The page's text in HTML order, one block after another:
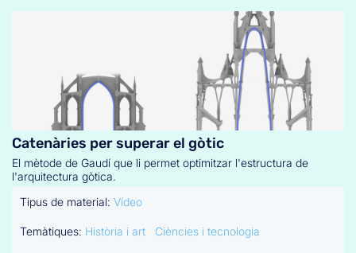
Catenàries per superar el gòtic
El mètode de Gaudí que li permet optimitzar l'estructura de
l'arquitectura gòtica.
Tipus de material: Vídeo
Temàtiques: Història i art Ciències i tecnologia